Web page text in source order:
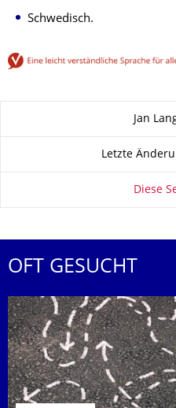
Schwedisch.
Jan
Letzte
Diese
OFT GESUCHT